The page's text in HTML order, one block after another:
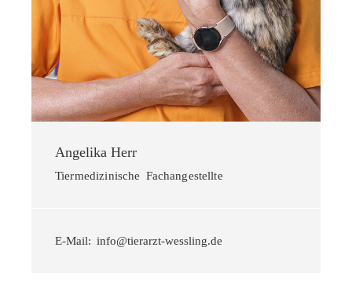
Angelika Herr
Tiermedizinische Fachangestellte
E-Mail: info@tierarzt-wessling.de